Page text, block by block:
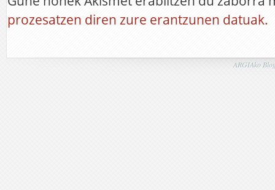
prozesatzen diren zure erantzunen datuak.
ARGIAko